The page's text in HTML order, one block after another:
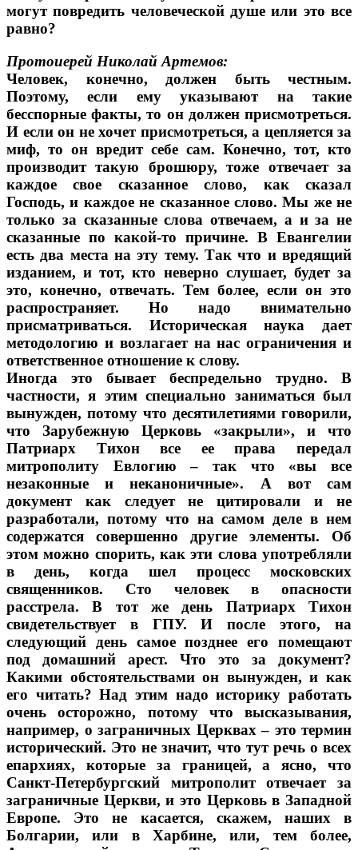
могут повредить человеческой душе или это все
равно?
Протоиерей Николай Артемов:
Человек, конечно, должен быть честным.
Поэтому, если ему указывают на такие
бесспорные факты, то он должен присмотреться.
И если он не хочет присмотреться, а цепляется за
миф, то он вредит себе сам. Конечно, тот, кто
производит такую брошюру, тоже отвечает за
каждое свое сказанное слово, как сказал
Господь, и каждое не сказанное слово. Мы же не
только за сказанные слова отвечаем, а и за не
сказанные по какой-то причине. В Евангелии
есть два места на эту тему. Так что и вредящий
изданием, и тот, кто неверно слушает, будет за
это, конечно, отвечать. Тем более, если он это
распространяет. Но надо внимательно
присматриваться. Историческая наука дает
методологию и возлагает на нас ограничения и
ответственное отношение к слову.
Иногда это бывает беспредельно трудно. В
частности, я этим специально заниматься был
вынужден, потому что десятилетиями говорили,
что Зарубежную Церковь «закрыли», и что
Патриарх Тихон все ее права передал
митрополиту Евлогию – так что «вы все
незаконные и неканоничные». А вот сам
документ как следует не цитировали и не
разработали, потому что на самом деле в нем
содержатся совершенно другие элементы. Об
этом можно спорить, как эти слова употребляли
в день, когда шел процесс московских
священников. Сто человек в опасности
расстрела. В тот же день Патриарх Тихон
свидетельствует в ГПУ. И после этого, на
следующий день самое позднее его помещают
под домашний арест. Что это за документ?
Какими обстоятельствами он вынужден, и как
его читать? Над этим надо историку работать
очень осторожно, потому что высказывания,
например, о заграничных Церквах – это термин
исторический. Это не значит, что тут речь о всех
епархиях, которые за границей, а ясно, что
Санкт-Петербургский митрополит отвечает за
заграничные Церкви, и это Церковь в Западной
Европе. Это не касается, скажем, наших в
Болгарии, или в Харбине, или, тем более,